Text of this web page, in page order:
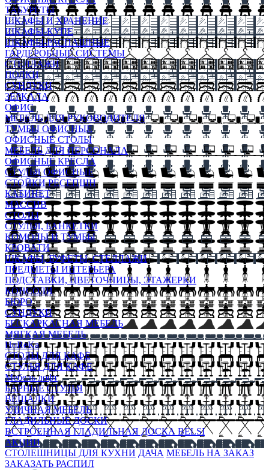
ТАБУРЕТЫ
ШКАФЫ И ХРАНЕНИЕ
ШКАФЫ-КУПЕ
ШКАФЫ-РАСПАШНЫЕ
ГАРДЕРОБНЫЕ СИСТЕМЫ
СТЕЛЛАЖИ
ПОЛКИ
СУНДУКИ
ЗЕРКАЛА
ОФИС
МЕБЕЛЬ ДЛЯ РУКОВОДИТЕЛЯ
ТУМБЫ ОФИСНЫЕ
ОФИСНЫЕ СТОЛЫ
МЕБЕЛЬ ДЛЯ ПЕРСОНАЛА
ОФИСНЫЕ КРЕСЛА
СТУЛЬЯ ОФИСНЫЕ
СТОЙКИ РЕСЕПШН
КАБИНЕТ
МАССИВ
СТОЛЫ
СТУЛЬЯ, БАНКЕТКИ
КОМОДЫ И ТУМБЫ
КРОВАТИ
ШКАФЫ, БУФЕТЫ, СТЕЛЛАЖИ
ПРЕДМЕТЫ ИНТЕРЬЕРА
ПОДСТАВКИ, ЦВЕТОЧНИЦЫ, ЭТАЖЕРКИ
КОНСОЛИ
БЮРО
СУНДУКИ
БЕСКАРКАСНАЯ МЕБЕЛЬ
МЯГКАЯ МЕБЕЛЬ
HoReKa
СТОЛЫ ДЛЯ КАФЕ
СТУЛЬЯ ДЛЯ КАФЕ
Мебель лофт
БАРНЫЕ СТУЛЬЯ
ВЕШАЛКИ
УЛИЧНАЯ МЕБЕЛЬ
ГЛАДИЛЬНЫЕ ДОСКИ
ВСТРОЕННАЯ ГЛАДИЛЬНАЯ ДОСКА BELSI
АКЦИИ
СТОЛЕШНИЦЫ ДЛЯ КУХНИ ДАЧА МЕБЕЛЬ НА ЗАКАЗ
ЗАКАЗАТЬ РАСПИЛ